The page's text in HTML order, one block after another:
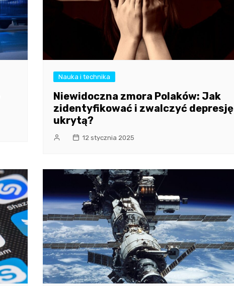
Nauka i technika
Niewidoczna zmora Polaków: Jak
zidentyfikować i zwalczyć depresję
ukrytą?
12 stycznia 2025